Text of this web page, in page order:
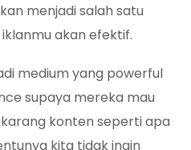
menjadi salah satu
akan efektif.
medium yang powerful
supaya mereka mau
konten seperti apa
kita tidak ingin